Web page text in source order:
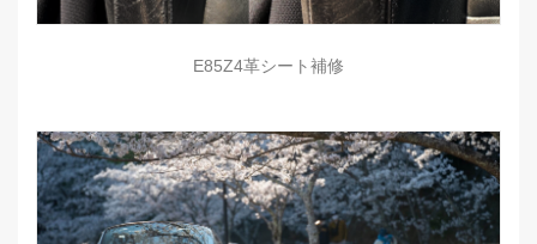
E85Z4革シート補修